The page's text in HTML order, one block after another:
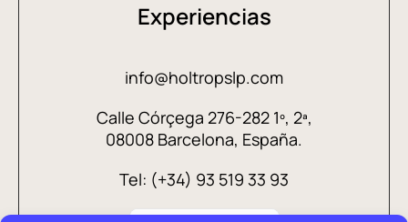
Experiencias
info@holtropslp.com
Calle Córçega 276-282 1º, 2ª,
08008 Barcelona, España.
Tel: (+34) 93 519 33 93